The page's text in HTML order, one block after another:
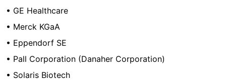
• GE Healthcare
• Merck KGaA
• Eppendorf SE
• Pall Corporation (Danaher Corporation)
• Solaris Biotech